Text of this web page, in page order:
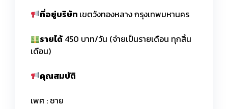
ที่อยู่บริษัท เขตวังทองหลาง กรุงเทพมหานคร
รายได้ 450 บาท/วัน (จ่ายเป็นรายเดือน ทุกสิ้น
เดือน)
คุณสมบัติ
เพศ : ชาย